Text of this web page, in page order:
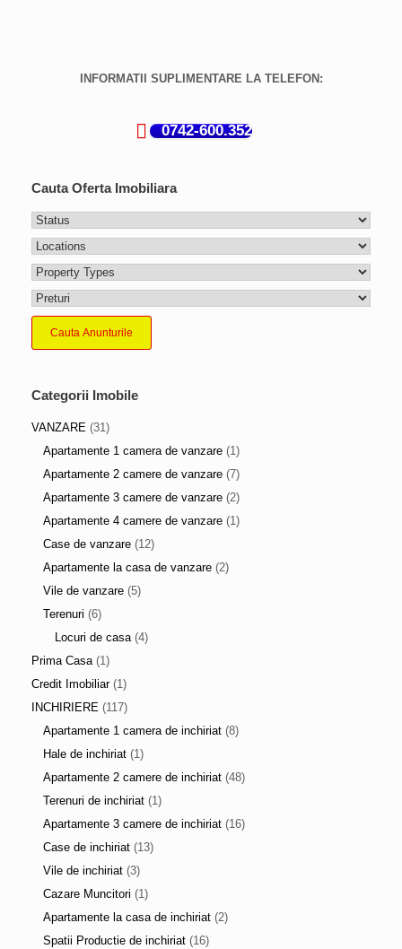
INFORMATII SUPLIMENTARE LA TELEFON:
0742-600.352
Cauta Oferta Imobiliara
Cauta Anunturile
Categorii Imobile
VANZARE (31)
Apartamente 1 camera de vanzare (1)
Apartamente 2 camere de vanzare (7)
Apartamente 3 camere de vanzare (2)
Apartamente 4 camere de vanzare (1)
Case de vanzare (12)
Apartamente la casa de vanzare (2)
Vile de vanzare (5)
Terenuri (6)
Locuri de casa (4)
Prima Casa (1)
Credit Imobiliar(1)
INCHIRIERE (117)
Apartamente 1 camera de inchiriat (8)
Hale de inchiriat (1)
Apartamente 2 camere de inchiriat (48)
Terenuri de inchiriat (1)
Apartamente 3 camere de inchiriat (16)
Case de inchiriat (13)
Vile de inchiriat (3)
Cazare Muncitori (1)
Apartamente la casa de inchiriat (2)
Spatii Productie de inchiriat (16)